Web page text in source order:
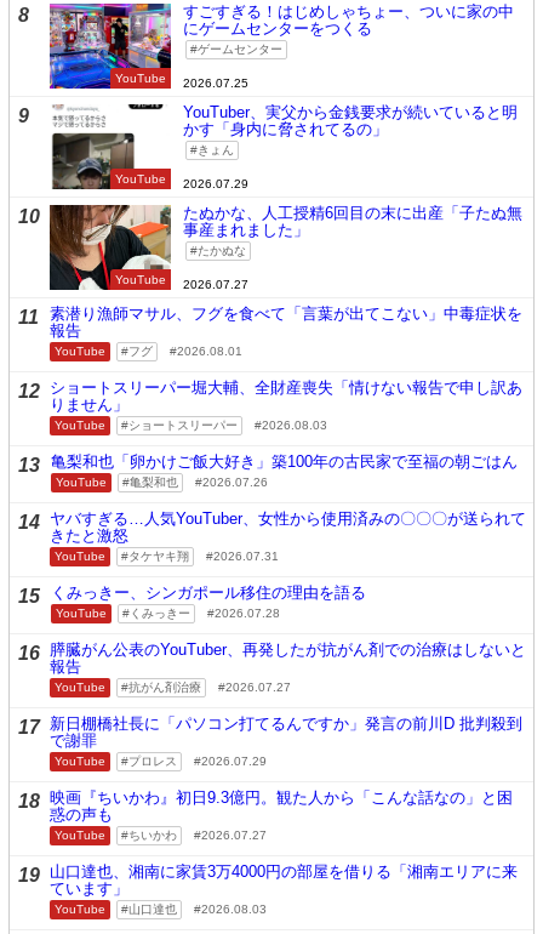
8
YouTube
すごすぎる！はじめしゃちょー、ついに家の中
にゲームセンターをつくる
ゲームセンター
2026.07.25
9
YouTube
YouTuber、実父から金銭要求が続いていると明
かす「身内に脅されてるの」
きょん
2026.07.29
10
YouTube
たぬかな、人工授精6回目の末に出産「子たぬ無
事産まれました」
たかぬな
2026.07.27
11
素潜り漁師マサル、フグを食べて「言葉が出てこない」中毒症状を
報告
YouTube フグ 2026.08.01
12 ショートスリーパー堀大輔、全財産喪失「情けない報告で申し訳あ
りません」
YouTube ショートスリーパー 2026.08.03
13 亀梨和也「卵かけご飯大好き」築100年の古民家で至福の朝ごはん
YouTube 亀梨和也 2026.07.26
14 ヤバすぎる…人気YouTuber、女性から使用済みの〇〇〇が送られて
きたと激怒
YouTube タケヤキ翔 2026.07.31
15 くみっきー、シンガポール移住の理由を語る
YouTube くみっきー 2026.07.28
16 膵臓がん公表のYouTuber、再発したが抗がん剤での治療はしないと
報告
YouTube 抗がん剤治療 2026.07.27
17 新日棚橋社長に「パソコン打てるんですか」発言の前川D 批判殺到
で謝罪
YouTube プロレス 2026.07.29
18 映画『ちいかわ』初日9.3億円。観た人から「こんな話なの」と困
惑の声も
YouTube ちいかわ 2026.07.27
19 山口達也、湘南に家賃3万4000円の部屋を借りる「湘南エリアに来
ています」
YouTube 山口達也 2026.08.03